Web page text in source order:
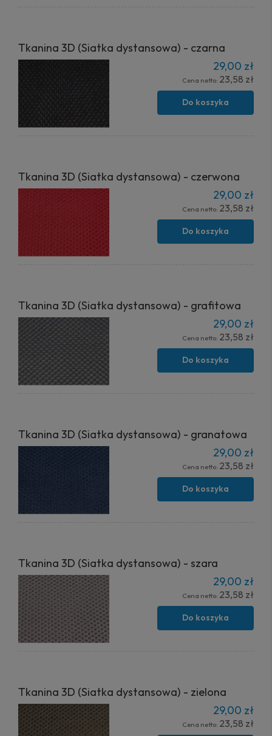
Tkanina 3D (Siatka dystansowa) - czarna
29,00 zł
Cena netto: 23,58 zł
Do koszyka
Tkanina 3D (Siatka dystansowa) - czerwona
29,00 zł
Cena netto: 23,58 zł
Do koszyka
Tkanina 3D (Siatka dystansowa) - grafitowa
29,00 zł
Cena netto: 23,58 zł
Do koszyka
Tkanina 3D (Siatka dystansowa) - granatowa
29,00 zł
Cena netto: 23,58 zł
Do koszyka
Tkanina 3D (Siatka dystansowa) - szara
29,00 zł
Cena netto: 23,58 zł
Do koszyka
Tkanina 3D (Siatka dystansowa) - zielona
29,00 zł
Cena netto: 23,58 zł